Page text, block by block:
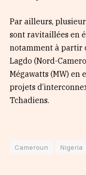
Par ailleurs,
sont ravitaillées en
notamment à partir
Lagdo (Nord-
Mégawatts (MW) en
projets
Tchadiens.
Cameroun Nigeria